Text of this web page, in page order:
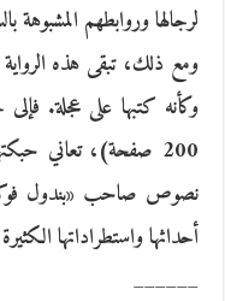
لرجالها وروابطهم المشبوهة
ومع ذلك، تبقى هذه الرواية
وكأنه كتبها على عجلة.
200 صفحة)، تعاني
نصوص صاحب «بندول
أحداثها واستطراداتها
______